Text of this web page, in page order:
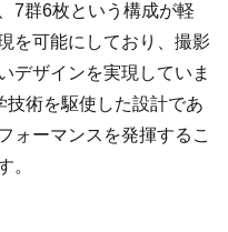
7群6枚という構成が軽
を可能にしており、撮影
デザインを実現していま
術を駆使した設計であ
ォーマンスを発揮するこ
。